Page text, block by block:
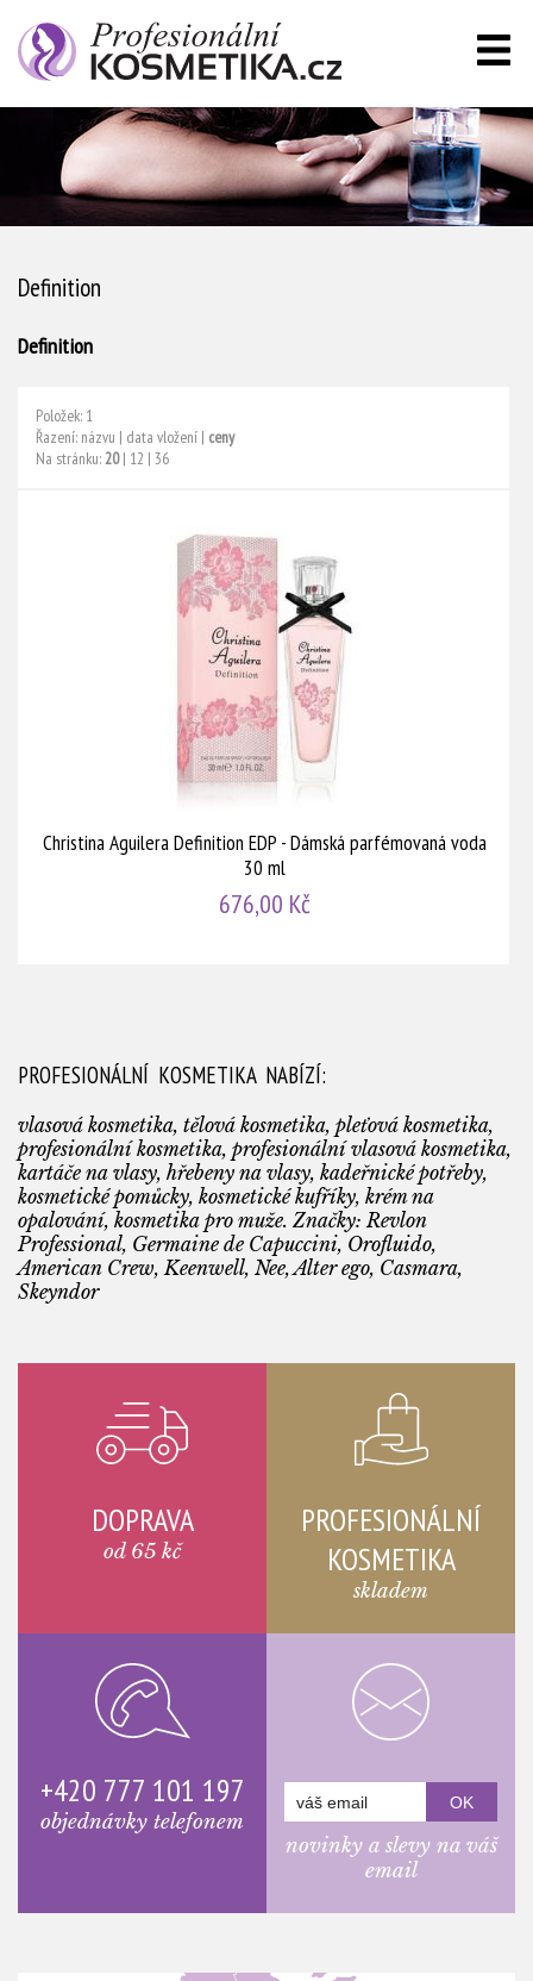
Definition
Definition
Položek: 1
Řazení: názvu | data vložení | ceny
Na stránku:20| 12 | 36
Christina Aguilera Definition EDP - Dámská parfémovaná voda
30 ml
676,00 Kč
PROFESIONÁLNÍ KOSMETIKA NABÍZÍ:
vlasová kosmetika, tělová kosmetika, pleťová kosmetika,
profesionální kosmetika, profesionální vlasová kosmetika,
kartáče na vlasy, hřebeny na vlasy, kadeřnické potřeby,
kosmetické pomůcky, kosmetické kufříky, krém na
opalování, kosmetika pro muže. Značky: Revlon
Professional, Germaine de Capuccini, Orofluido,
American Crew, Keenwell, Nee, Alter ego, Casmara,
Skeyndor
DOPRAVA
od 65 kč
PROFESIONÁLNÍ
KOSMETIKA
skladem
+420 777 101 197
objednávky telefonem
novinky a slevy na váš
email